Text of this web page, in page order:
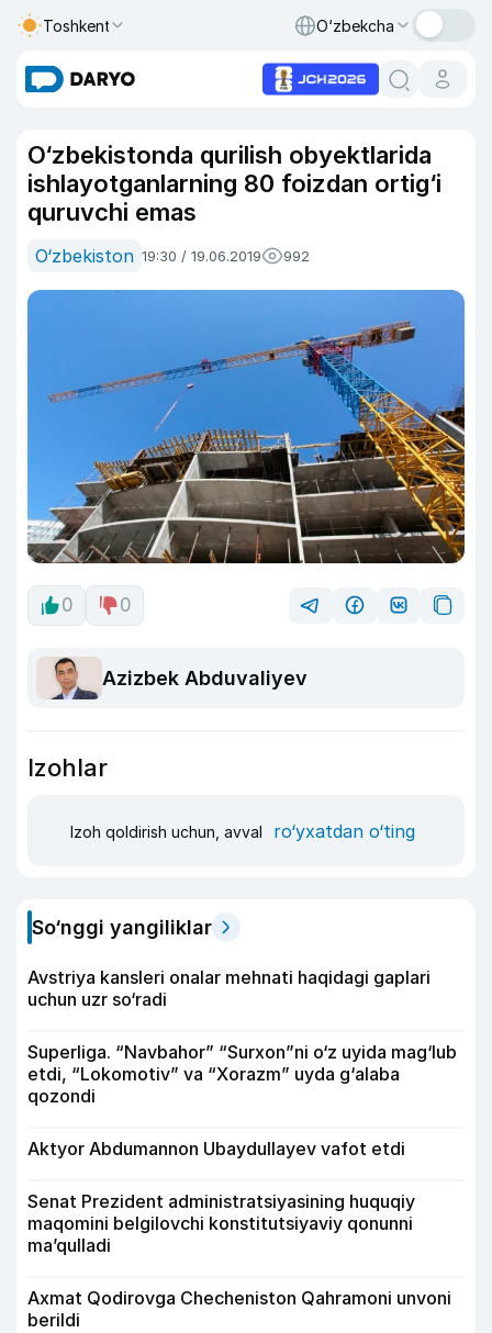
Toshkent O‘zbekcha
O‘zbekistonda qurilish obyektlarida
ishlayotganlarning 80 foizdan ortig‘i
quruvchi emas
O‘zbekiston 19:30 / 19.06.2019 992
0 0
Azizbek Abduvaliyev
Izohlar
Izoh qoldirish uchun, avval ro‘yxatdan o‘ting
So‘nggi yangiliklar
Avstriya kansleri onalar mehnati haqidagi gaplari
uchun uzr so‘radi
Superliga. “Navbahor” “Surxon”ni o‘z uyida mag‘lub
etdi, “Lokomotiv” va “Xorazm” uyda g‘alaba
qozondi
Aktyor Abdu­mannon Ubaydullayev vafot etdi
Senat Prezident administratsiyasining huquqiy
maqomini belgilovchi konstitutsiyaviy qonunni
ma’qulladi
Axmat Qodirovga Checheniston Qahramoni unvoni
berildi